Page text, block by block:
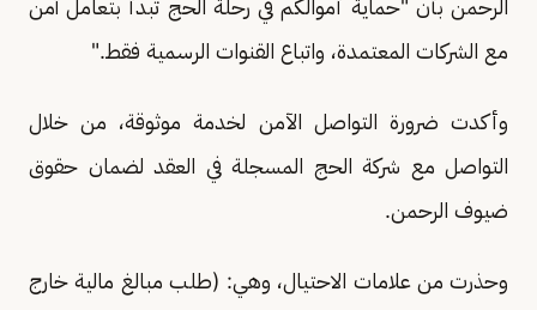
الرحمن بأن "حماية أموالكم في رحلة الحج تبدأ بتعامل آمن
مع الشركات المعتمدة، واتباع القنوات الرسمية فقط."
وأكدت ضرورة التواصل الآمن لخدمة موثوقة، من خلال
التواصل مع شركة الحج المسجلة في العقد لضمان حقوق
ضيوف الرحمن.
وحذرت من علامات الاحتيال، وهي: (طلب مبالغ مالية خارج